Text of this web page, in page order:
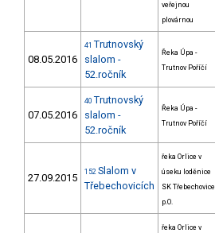
veřejnou
plovárnou
08.05.2016
41 Trutnovský
slalom -
52.ročník
Řeka Úpa -
Trutnov Poříčí
07.05.2016
40 Trutnovský
slalom -
52.ročník
Řeka Úpa -
Trutnov Poříčí
27.09.2015 152 Slalom v
Třebechovicích
řeka Orlice v
úseku loděnice
SK Třebechovice
p.O.
řeka Orlice v